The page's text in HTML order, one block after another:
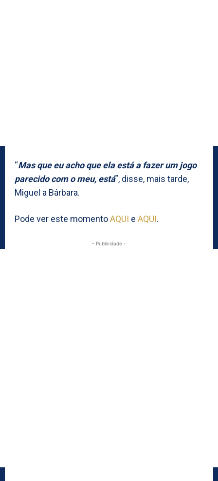
“Mas que eu acho que ela está a fazer um jogo
parecido com o meu, está”, disse, mais tarde,
Miguel a Bárbara.
Pode ver este momentoAQUI e AQUI.
- Publicidade -